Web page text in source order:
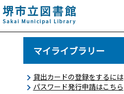
こ
の
ペ
マイライブラリー
貸出カードの登録をするには
パスワード発行申請はこちら